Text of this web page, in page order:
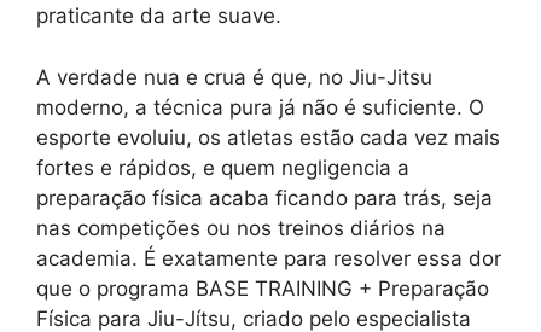
praticante da arte suave.
A verdade nua e crua é que, no Jiu-Jitsu
moderno, a técnica pura já não é suficiente. O
esporte evoluiu, os atletas estão cada vez mais
fortes e rápidos, e quem negligencia a
preparação física acaba ficando para trás, seja
nas competições ou nos treinos diários na
academia. É exatamente para resolver essa dor
que o programa BASE TRAINING + Preparação
Física para Jiu-Jítsu, criado pelo especialista